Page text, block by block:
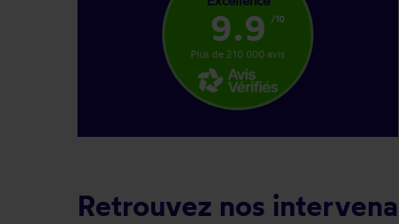
9.9 /10
Plus de 210 000 avis
Retrouvez nos